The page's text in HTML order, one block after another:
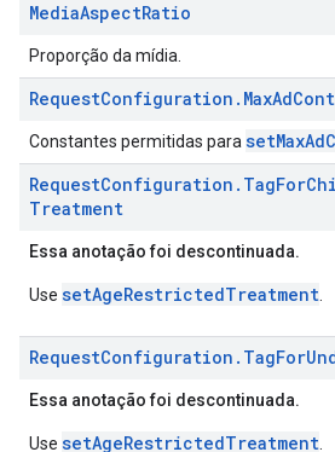
MediaAspectRatio
Proporção da mídia.
RequestConfiguration . MaxAd
Constantes permitidas para
RequestConfiguration . TagFor
Treatment
Essa anotação foi descontinuada.
Use setAgeRestrictedTreatment
RequestConfiguration . TagFor
Essa anotação foi descontinuada.
Use setAgeRestrictedTreatment